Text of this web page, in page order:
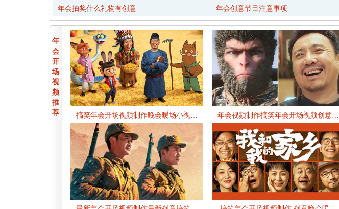
年会抽奖什么礼物有创意
年会创意节目注意事项
年
会
开
场
视
频
推
荐
搞笑年会开场视频制作晚会暖场小视… 年会视频制作搞笑年会开场视频创意…